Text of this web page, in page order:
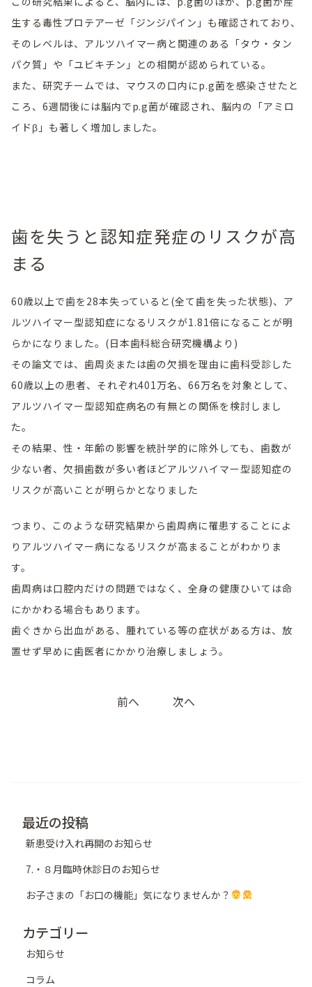
生する毒性プロテアーゼ「ジンジパイン」も確認されており、
そのレベルは、アルツハイマー病と関連のある「タウ・タン
パク質」や「ユビキチン」との相関が認められている。
また、研究チームでは、マウスの口内にp.g菌を感染させたと
ころ、6週間後には脳内でp.g菌が確認され、脳内の「アミロ
イドβ」も著しく増加しました。
歯を失うと認知症発症のリスクが高
まる
60歳以上で歯を28本失っていると(全て歯を失った状態)、ア
ルツハイマー型認知症になるリスクが1.81倍になることが明
らかになりました。(日本歯科総合研究機構より)
その論文では、歯周炎または歯の欠損を理由に歯科受診した
60歳以上の患者、それぞれ401万名、66万名を対象として、
アルツハイマー型認知症病名の有無との関係を検討しまし
た。
その結果、性・年齢の影響を統計学的に除外しても、歯数が
少ない者、欠損歯数が多い者ほどアルツハイマー型認知症の
リスクが高いことが明らかとなりました
つまり、このような研究結果から歯周病に罹患することによ
りアルツハイマー病になるリスクが高まることがわかりま
す。
歯周病は口腔内だけの問題ではなく、全身の健康ひいては命
にかかわる場合もあります。
歯ぐきから出血がある、腫れている等の症状がある方は、放
置せず早めに歯医者にかかり治療しましょう。
前へ 次へ
最近の投稿
新患受け入れ再開のお知らせ
7.・８月臨時休診日のお知らせ
お子さまの「お口の機能」気になりませんか？
カテゴリー
お知らせ
コラム